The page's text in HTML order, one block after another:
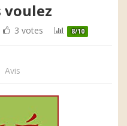
voulez
3 votes 8/10
Avis